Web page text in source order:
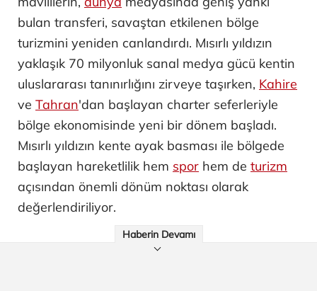
bulan transferi, savaştan etkilenen bölge
turizmini yeniden canlandırdı. Mısırlı yıldızın
yaklaşık 70 milyonluk sanal medya gücü kentin
uluslararası tanınırlığını zirveye taşırken, Kahire
ve Tahran'dan başlayan charter seferleriyle
bölge ekonomisinde yeni bir dönem başladı.
Mısırlı yıldızın kente ayak basması ile bölgede
başlayan hareketlilik hem spor hem de turizm
açısından önemli dönüm noktası olarak
değerlendiriliyor.
Haberin Devamı